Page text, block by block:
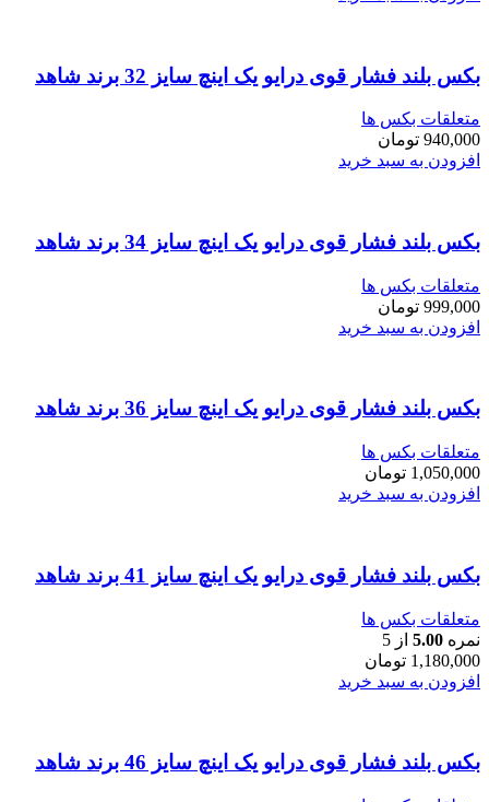
بکس بلند فشار قوی درایو یک اینچ سایز 32 برند شاهد
متعلقات بکس ها
940,000 تومان
افزودن به سبد خرید
بکس بلند فشار قوی درایو یک اینچ سایز 34 برند شاهد
متعلقات بکس ها
999,000 تومان
افزودن به سبد خرید
بکس بلند فشار قوی درایو یک اینچ سایز 36 برند شاهد
متعلقات بکس ها
1,050,000 تومان
افزودن به سبد خرید
بکس بلند فشار قوی درایو یک اینچ سایز 41 برند شاهد
متعلقات بکس ها
نمره 5.00 از 5
1,180,000 تومان
افزودن به سبد خرید
بکس بلند فشار قوی درایو یک اینچ سایز 46 برند شاهد